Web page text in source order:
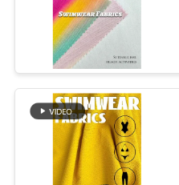
PRIVACY
POLICY
Vải dệt
động